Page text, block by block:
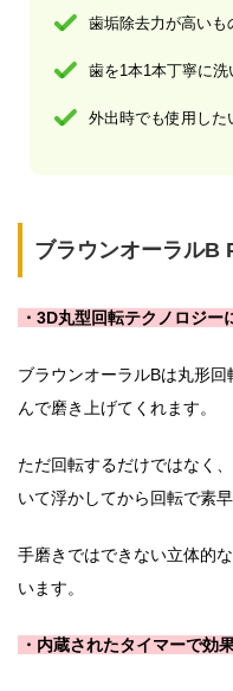
歯垢除去力が高いも
歯を1本1本丁寧に洗
外出時でも使用した
ブラウンオーラルB
・3D丸型回転テクノロジ
ブラウンオーラルBは丸形
んで磨き上げてくれます。
ただ回転するだけではなく
いて浮かしてから回転で素
手磨きではできない立体的
います。
・内蔵されたタイマーで効